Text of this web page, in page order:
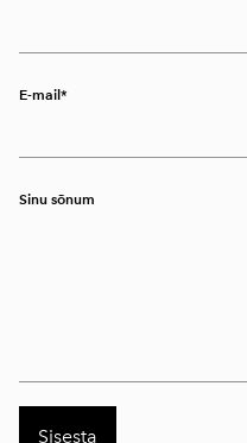
E-mail
Sinu sõnum